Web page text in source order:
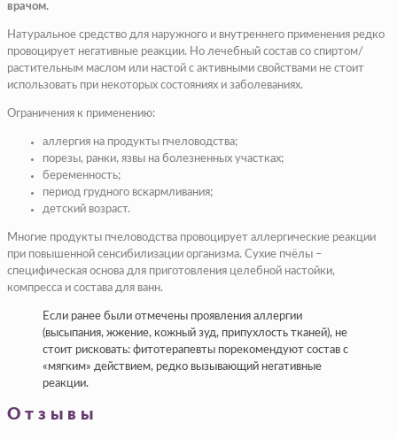
врачом.
Натуральное средство для наружного и внутреннего применения редко
провоцирует негативные реакции. Но лечебный состав со спиртом/
растительным маслом или настой с активными свойствами не стоит
использовать при некоторых состояниях и заболеваниях.
Ограничения к применению:
аллергия на продукты пчеловодства;
порезы, ранки, язвы на болезненных участках;
беременность;
период грудного вскармливания;
детский возраст.
Многие продукты пчеловодства провоцирует аллергические реакции
при повышенной сенсибилизации организма. Сухие пчёлы –
специфическая основа для приготовления целебной настойки,
компресса и состава для ванн.
Если ранее были отмечены проявления аллергии
(высыпания, жжение, кожный зуд, припухлость тканей), не
стоит рисковать: фитотерапевты порекомендуют состав с
«мягким» действием, редко вызывающий негативные
реакции.
Отзывы